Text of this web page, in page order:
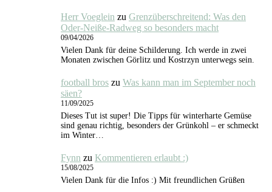
Herr Voeglein zu Grenzüberschreitend: Was den
Oder-Neiße-Radweg so besonders macht
09/04/2026
Vielen Dank für deine Schilderung. Ich werde in zwei
Monaten zwischen Görlitz und Kostrzyn unterwegs sein.
football bros zu Was kann man im September noch
säen?
11/09/2025
Dieses Tut ist super! Die Tipps für winterharte Gemüse
sind genau richtig, besonders der Grünkohl – er schmeckt
im Winter…
Fynn zu Kommentieren erlaubt :)
15/08/2025
Vielen Dank für die Infos :) Mit freundlichen Grüßen